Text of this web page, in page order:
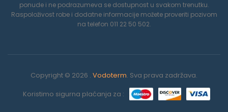
ponude i ne podrazumeva se dostupnost u svakom trenutku.
Raspoloživost robe i dodatne informacije možete proveriti pozivom
na telefon 011 22 50 502.
Copyright © 2026 . Vodoterm. Sva prava zadržava.
Koristimo sigurna plaćanja za :